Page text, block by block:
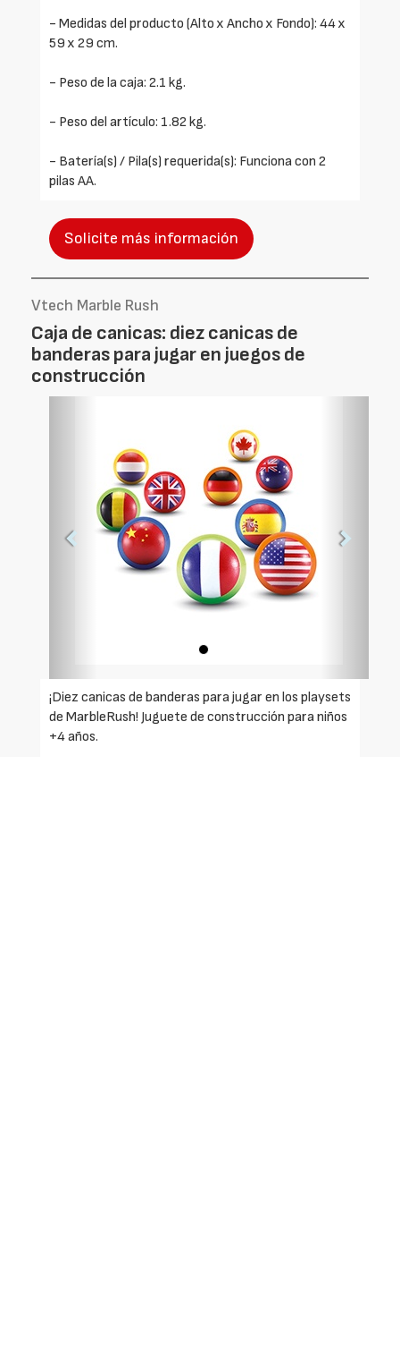
- Medidas del producto (Alto x Ancho x Fondo): 44 x
59 x 29 cm.
- Peso de la caja: 2.1 kg.
- Peso del artículo: 1.82 kg.
- Batería(s) / Pila(s) requerida(s): Funciona con 2
pilas AA.
Solicite más información
Vtech Marble Rush
Caja de canicas: diez canicas de
banderas para jugar en juegos de
construcción
¡Diez canicas de banderas para jugar en los playsets
de MarbleRush! Juguete de construcción para niños
+4 años.